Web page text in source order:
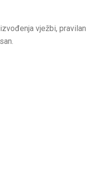
vježbi, pravilan